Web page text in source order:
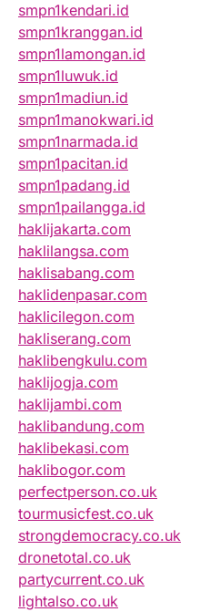
smpn1kendari.id
smpn1kranggan.id
smpn1lamongan.id
smpn1luwuk.id
smpn1madiun.id
smpn1manokwari.id
smpn1narmada.id
smpn1pacitan.id
smpn1padang.id
smpn1pailangga.id
haklijakarta.com
haklilangsa.com
haklisabang.com
haklidenpasar.com
haklicilegon.com
hakliserang.com
haklibengkulu.com
haklijogja.com
haklijambi.com
haklibandung.com
haklibekasi.com
haklibogor.com
perfectperson.co.uk
tourmusicfest.co.uk
strongdemocracy.co.uk
dronetotal.co.uk
partycurrent.co.uk
lightalso.co.uk